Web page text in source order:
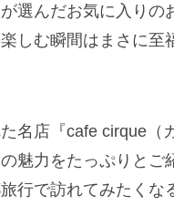
選んだお気に入りの
楽しむ瞬間はまさに至
名店『cafe cirque（
魅力をたっぷりとご
行で訪れてみたくな